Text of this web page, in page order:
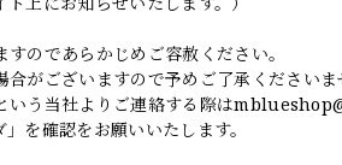
のであらかじめご容赦ください。
がございますので予めご了承くださいま
う当社よりご連絡する際は
を確認をお願いいたします。